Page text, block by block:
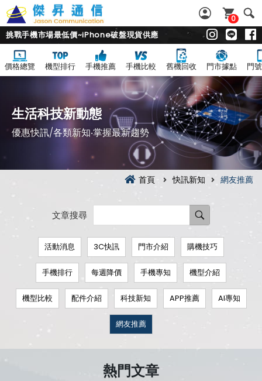
0
挑戰手機市場最低價~iPhone破盤現貨供應
價格總覽 機型排行 手機推薦 手機比較 舊機回收 門市據點 門
生活科技新動態
優惠快訊/各類新知‧掌握最新趨勢
首頁 快訊新知 網友推薦
文章搜尋
活動消息 3C快訊 門市介紹 購機技巧
手機排行 每週降價 手機專知 機型介紹
機型比較 配件介紹 科技新知 APP推薦 AI專知
網友推薦
熱門文章